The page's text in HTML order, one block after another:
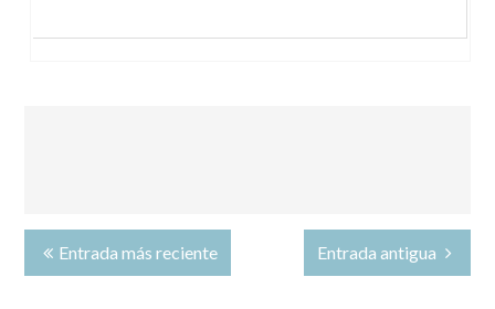
Entrada más reciente Entrada antigua